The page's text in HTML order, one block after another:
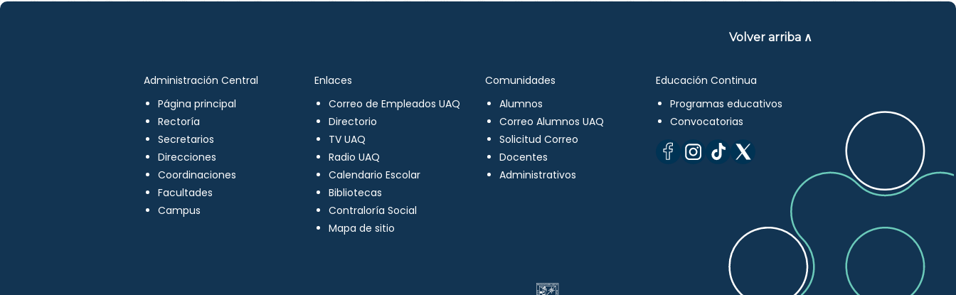
Volver arriba ∧
Administración Central
Página principal
Rectoría
Secretarios
Direcciones
Coordinaciones
Facultades
Campus
Enlaces
Correo de Empleados UAQ
Directorio
TV UAQ
Radio UAQ
Calendario Escolar
Bibliotecas
Contraloría Social
Mapa de sitio
Comunidades
Alumnos
Correo Alumnos UAQ
Solicitud Correo
Docentes
Administrativos
Educación Continua
Programas educativos
Convocatorias